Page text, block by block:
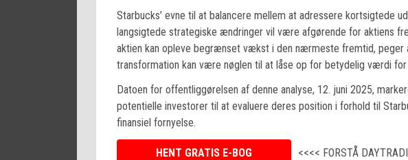
Starbucks’ evne til at balancere mellem at adressere kortsigtede
langsigtede strategiske ændringer vil være afgørende for aktiens
aktien kan opleve begrænset vækst i den nærmeste fremtid, peger
transformation kan være nøglen til at låse op for betydelig værdi
Datoen for offentliggørelsen af denne analyse, 12. juni 2025,
potentielle investorer til at evaluere deres position i forhold til
finansiel fornyelse.
HENT GRATIS E-BOG <<<< FORSTÅ